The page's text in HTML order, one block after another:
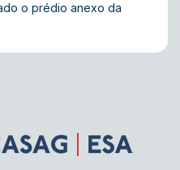
o prédio anexo da